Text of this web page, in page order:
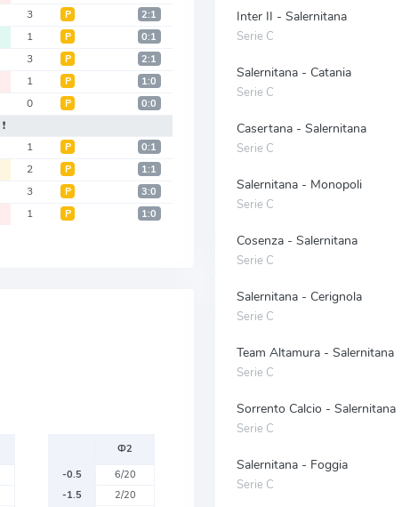
3 Р 2:1
1 Р 0:1
3 Р 2:1
1 Р 1:0
0 Р 0:0
❗️
1 Р 0:1
2 Р 1:1
3 Р 3:0
1 Р 1:0
Ф2
-0.5
6/20
-1.5
2/20
Inter II - Salernitana
Serie C
Salernitana - Catania
Serie C
Casertana - Salernitana
Serie C
Salernitana - Monopoli
Serie C
Cosenza - Salernitana
Serie C
Salernitana - Cerignola
Serie C
Team Altamura - Salernitana
Serie C
Sorrento Calcio - Salernitana
Serie C
Salernitana - Foggia
Serie C